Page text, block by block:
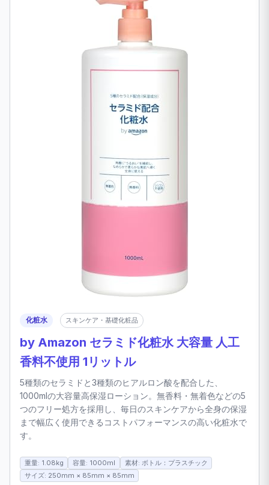
化粧水 スキンケア・基礎化粧品
by Amazon セラミド化粧水 大容量 人工
香料不使用 1リットル
5種類のセラミドと3種類のヒアルロン酸を配合した、
1000mlの大容量高保湿ローション。無香料・無着色などの5
つのフリー処方を採用し、毎日のスキンケアから全身の保湿
まで幅広く使用できるコストパフォーマンスの高い化粧水で
す。
重量: 1.08kg 容量: 1000ml
素材: ボトル：プラスチック
サイズ: 250mm × 85mm × 85mm